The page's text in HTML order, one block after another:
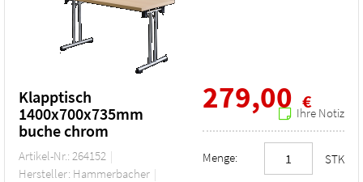
Klapptisch
1400x700x735mm
buche chrom
Artikel-Nr.: 264152
Hersteller: Hammerbacher
279,00 €
Ihre Notiz
Menge: STK